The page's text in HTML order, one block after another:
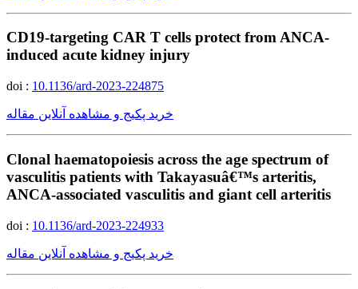
CD19-targeting CAR T cells protect from ANCA-
induced acute kidney injury
doi : 10.1136/ard-2023-224875
خرید پکیج و مشاهده آنلاین مقاله
Clonal haematopoiesis across the age spectrum of
vasculitis patients with Takayasuâ€™s arteritis,
ANCA-associated vasculitis and giant cell arteritis
doi : 10.1136/ard-2023-224933
خرید پکیج و مشاهده آنلاین مقاله